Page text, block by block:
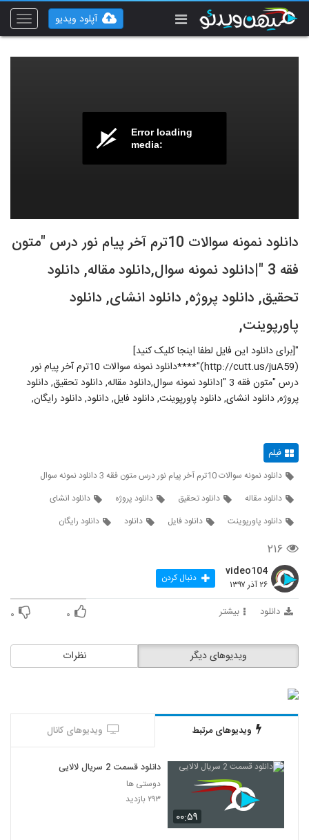
Toggle
آپلود ویدیو
Error loading
media:
دانلود نمونه سوالات 10ترم آخر پیام نور درس "متون
فقه 3 "|دانلود نمونه سوال,دانلود مقاله, دانلود
تحقیق, دانلود پروژه, دانلود انشای, دانلود
پاورپوینت,
"[برای دانلود این فایل لطفا اینجا کلیک کنید]
(http://cutt.us/juA59)"****دانلود نمونه سوالات 10ترم آخر پیام نور
درس "متون فقه 3 "|دانلود نمونه سوال,دانلود مقاله, دانلود تحقیق, دانلود
پروژه, دانلود انشای, دانلود پاورپوینت, دانلود فایل, دانلود, دانلود رایگان,
فیلم
دانلود نمونه سوالات 10ترم آخر پیام نور درس متون فقه 3 دانلود نمونه سوال
دانلود مقاله
دانلود تحقیق دانلود پروژه
دانلود انشای
دانلود پاورپوینت
دانلود فایل دانلود دانلود رایگان
۲۱۶
video104
۲۶ آذر ۱۳۹۷ دنبال کردن
دانلود بیشتر ۰ ۰
نظرات ویدیوهای دیگر
ویدیوهای مرتبط ویدیوهای کانال
۰۰:۵۹
دانلود قسمت 2 سریال لالایی
دوستی ها
۲۹۳ بازدید